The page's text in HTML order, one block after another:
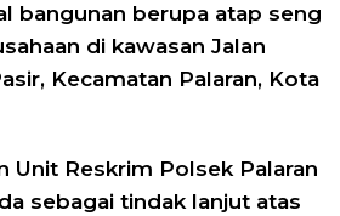
bangunan berupa atap seng
di kawasan Jalan
Kecamatan Palaran, Kota
Unit Reskrim Polsek Palaran
sebagai tindak lanjut atas